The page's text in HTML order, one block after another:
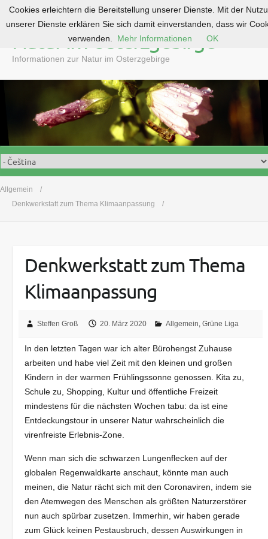
o
e
n
Natur im Osterzgebirge
Informationen zur Natur im Osterzgebirge
Allgemein
Denkwerkstatt zum Thema Klimaanpassung
Denkwerkstatt zum Thema
Klimaanpassung
Steffen Groß 20. März 2020 Allgemein,Grüne Liga
In den letzten Tagen war ich alter Bürohengst Zuhause
arbeiten und habe viel Zeit mit den kleinen und großen
Kindern in der warmen Frühlingssonne genossen. Kita zu,
Schule zu, Shopping, Kultur und öffentliche Freizeit
mindestens für die nächsten Wochen tabu: da ist eine
Entdeckungstour in unserer Natur wahrscheinlich die
virenfreiste Erlebnis-Zone.
Wenn man sich die schwarzen Lungenflecken auf der
globalen Regenwaldkarte anschaut, könnte man auch
meinen, die Natur rächt sich mit den Coronaviren, indem sie
den Atemwegen des Menschen als größten Naturzerstörer
nun auch spürbar zusetzen. Immerhin, wir haben gerade
zum Glück keinen Pestausbruch, dessen Auswirkungen in
Cookies erleichtern die Bereitstellung unserer Dienste. Mit der
unserer Dienste erklären Sie sich damit einverstanden, dass wir
verwenden.
Mehr Informationen OK